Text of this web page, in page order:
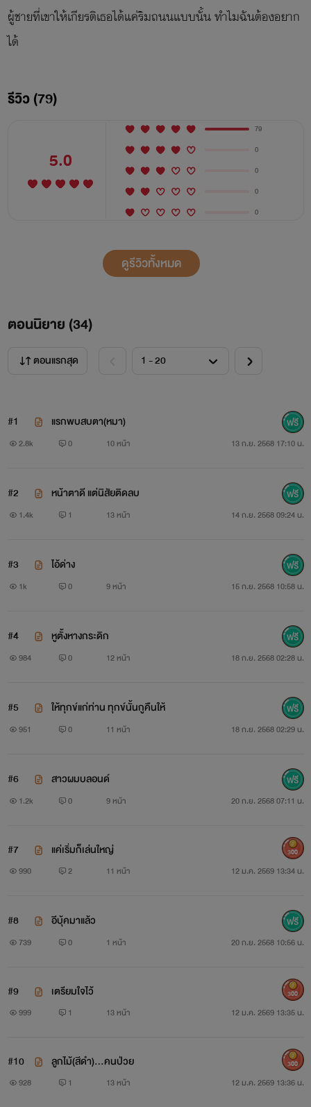
ผู้ชายที่เขาให้เกียรติเธอได้แค่ริมถนนแบบนั้น ทำไมฉันต้องอยาก
ได้
รีวิว (79)
5.0
79
0
0
0
0
ดูรีวิวทั้งหมด
ตอนนิยาย (34)
ตอนแรกสุด
#1 แรกพบสบตา(หมา)
2.8k 0 10 หน้า 13 ก.ย. 2568 17:10 น.
#2 หน้าตาดี แต่นิสัยติดลบ
1.4k 1 13 หน้า 14 ก.ย. 2568 09:24 น.
#3 ไอ้ด่าง
1k 0 9 หน้า 15 ก.ย. 2568 10:58 น.
#4 หูตั้งหางกระดิก
984 0 12 หน้า 18 ก.ย. 2568 02:28 น.
#5 ให้ทุกข์แก่ท่าน ทุกข์นั้นกูคืนให้
951 0 11 หน้า 18 ก.ย. 2568 02:29 น.
#6 สาวผมบลอนด์
1.2k 0 9 หน้า 20 ก.ย. 2568 07:11 น.
#7 แค่เริ่มก็เล่นใหญ่
990 2 11 หน้า 12 ม.ค. 2569 13:34 น.
300
#8 อีบุ้คมาแล้ว
739 0 1 หน้า 20 ก.ย. 2568 10:56 น.
#9 เตรียมใจไว้
999 1 13 หน้า 12 ม.ค. 2569 13:35 น.
300
#10 ลูกไม้(สีดำ)...คนป่วย
928 1 13 หน้า 12 ม.ค. 2569 13:36 น.
300